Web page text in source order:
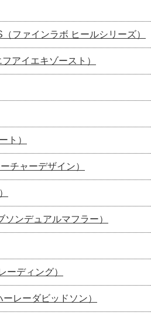
ファインラボ ヒールシリーズ）
アイエキゾースト）
ト）
チャーデザイン）
ンデュアルマフラー）
ーディング）
レーダビッドソン）